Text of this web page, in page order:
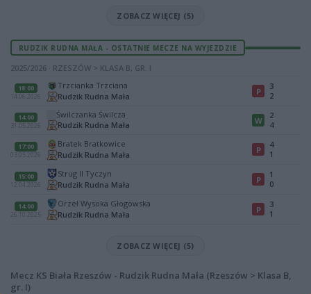
ZOBACZ WIĘCEJ (5)
RUDZIK RUDNA MAŁA - OSTATNIE MECZE NA WYJEZDZIE
2025/2026 · RZESZÓW > KLASA B, GR. I
18:00
14.06.2026
Trzcianka Trzciana
Rudzik Rudna Mała
P
3
2
14:00
31.05.2026
Świlczanka Świlcza
Rudzik Rudna Mała
W
2
4
17:00
03.05.2026
Bratek Bratkowice
Rudzik Rudna Mała
P
4
1
15:00
12.04.2026
Strug II Tyczyn
Rudzik Rudna Mała
P
1
0
14:00
26.10.2025
Orzeł Wysoka Głogowska
Rudzik Rudna Mała
P
3
1
ZOBACZ WIĘCEJ (5)
Mecz KS Biała Rzeszów - Rudzik Rudna Mała (Rzeszów > Klasa B,
gr. I)